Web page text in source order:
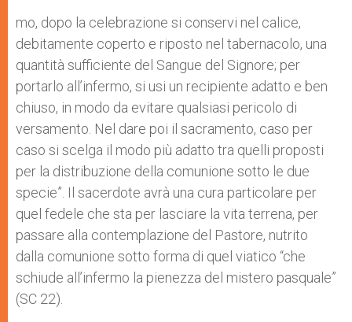
mo, dopo la celebrazione si conservi nel calice,
debitamente coperto e riposto nel tabernacolo, una
quantità sufficiente del Sangue del Signore; per
portarlo all’infermo, si usi un recipiente adatto e ben
chiuso, in modo da evitare qualsiasi pericolo di
versamento. Nel dare poi il sacramento, caso per
caso si scelga il modo più adatto tra quelli proposti
per la distribuzione della comunione sotto le due
specie”. Il sacerdote avrà una cura particolare per
quel fedele che sta per lasciare la vita terrena, per
passare alla contemplazione del Pastore, nutrito
dalla comunione sotto forma di quel viatico “che
schiude all’infermo la pienezza del mistero pasquale”
(SC 22).